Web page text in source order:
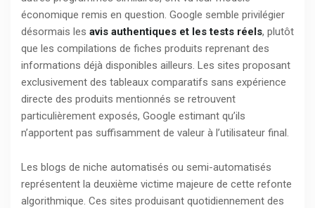
économique remis en question. Google semble privilégier
désormais les avis authentiques et les tests réels, plutôt
que les compilations de fiches produits reprenant des
informations déjà disponibles ailleurs. Les sites proposant
exclusivement des tableaux comparatifs sans expérience
directe des produits mentionnés se retrouvent
particulièrement exposés, Google estimant qu’ils
n’apportent pas suffisamment de valeur à l’utilisateur final.
Les blogs de niche automatisés ou semi-automatisés
représentent la deuxième victime majeure de cette refonte
algorithmique. Ces sites produisant quotidiennement des